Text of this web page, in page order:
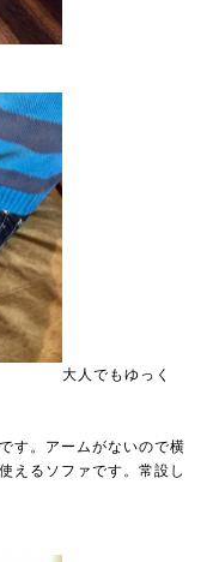
大人でもゆっく
す。アームがないので横
えるソファです。常設し